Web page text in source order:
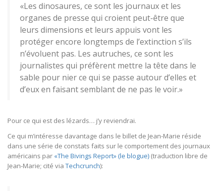
«Les dinosaures, ce sont les journaux et les
organes de presse qui croient peut-être que
leurs dimensions et leurs appuis vont les
protéger encore longtemps de l’extinction s’ils
n’évoluent pas. Les autruches, ce sont les
journalistes qui préfèrent mettre la tête dans le
sable pour nier ce qui se passe autour d’elles et
d’eux en faisant semblant de ne pas le voir.»
Pour ce qui est des lézards… j’y reviendrai.
Ce qui m’intéresse davantage dans le billet de Jean-Marie réside
dans une série de constats faits sur le comportement des journaux
américains par «The Bivings Report» (le blogue) (traduction libre de
Jean-Marie; cité via Techcrunch):